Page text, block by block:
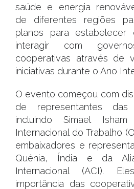
saúde e energia
de diferentes regiões
planos para estabelecer
interagir com
cooperativas através de
iniciativas durante o Ano
O evento começou com
de representantes das
incluindo Simael
Internacional do Trabalho
embaixadores e
Quénia, Índia e da
Internacional (ACI).
importância das